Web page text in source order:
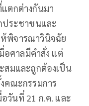
ตกต่างกันมา
ประชาชนและ
พิจารณาวินิจฉัย
อศาลมีคำสั่ง แต่
สมและถูกต้องเป็น
คณะกรรมการ
วันที่ 21 ก.ค. และ